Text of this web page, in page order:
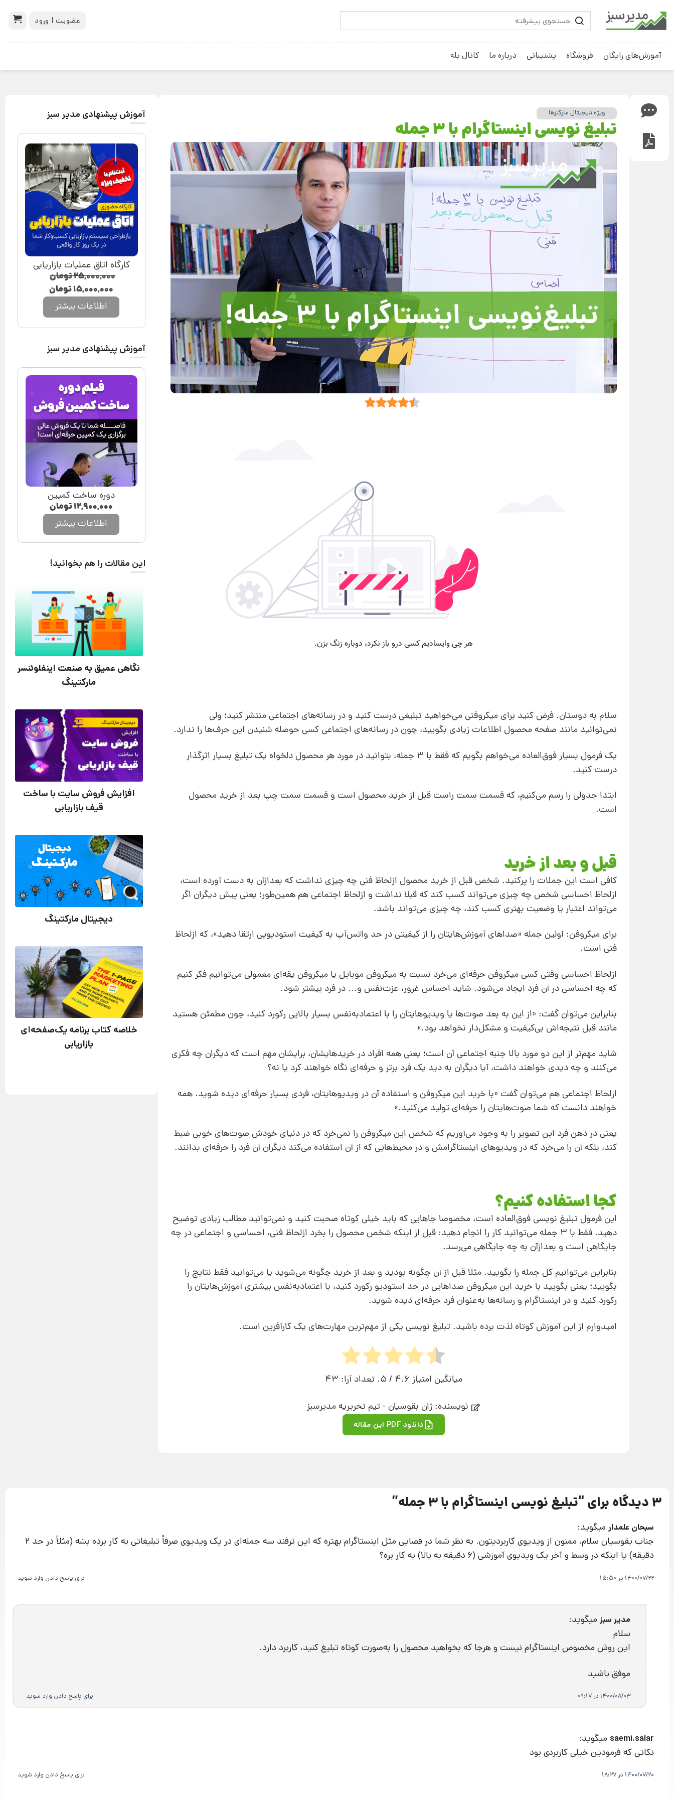
عضویت | ورود
آموزش‌های رایگان فروشگاه پشتیبانی درباره ما کانال بله
ویژه دیجیتال مارکترها
تبلیغ نویسی اینستاگرام با 3 جمله
سلام به دوستان. فرض کنید برای میکروفنی می‌خواهید تبلیغی درست کنید و در رسانه‌های اجتماعی منتشر کنید؛ ولی
نمی‌توانید مانند صفحه محصول اطلاعات زیادی بگویید، چون در رسانه‌های اجتماعی کسی حوصله شنیدن این حرف‌ها را ندارد.
یک فرمول بسیار فوق‌العاده می‌خواهم بگویم که فقط با 3 جمله، بتوانید در مورد هر محصول دلخواه یک تبلیغ بسیار اثرگذار
درست کنید.
ابتدا جدولی را رسم می‌کنیم، که قسمت سمت راست قبل از خرید محصول است و قسمت سمت چپ بعد از خرید محصول
است.
قبل و بعد از خرید
کافی است این جملات را پرکنید. شخص قبل از خرید محصول ازلحاظ فنی چه چیزی نداشت که بعدازآن به دست آورده است،
ازلحاظ احساسی شخص چه چیزی می‌تواند کسب کند که قبلا نداشت و ازلحاظ اجتماعی هم همین‌طور؛‌ یعنی پیش دیگران اگر
می‌تواند اعتبار یا وضعیت بهتری کسب کند، چه چیزی می‌تواند باشد.
برای میکروفن: اولین جمله «صداهای آموزش‌هایتان را از کیفیتی در حد واتس‌آپ به کیفیت استودیویی ارتقا دهید»، که ازلحاظ
فنی است.
ازلحاظ احساسی وقتی کسی میکروفن حرفه‌ای می‌خرد نسبت به میکروفن موبایل یا میکروفن یقه‌ای معمولی می‌توانیم فکر کنیم
که چه احساسی در آن فرد ایجاد می‌شود. شاید احساس غرور، عزت‌نفس و… در فرد بیشتر شود.
بنابراین می‌توان گفت: «از این به بعد صوت‌ها یا ویدیوهایتان را با اعتمادبه‌نفس بسیار بالایی رکورد کنید، چون مطمئن هستید
مانند قبل نتیجه‌اش بی‌کیفیت و مشکل‌دار نخواهد بود.»
شاید مهم‌تر از این دو مورد بالا جنبه اجتماعی آن است؛ یعنی همه افراد در خریدهایشان، برایشان مهم است که دیگران چه فکری
می‌کنند و چه دیدی خواهند داشت، آیا دیگران به دید یک فرد برتر و حرفه‌ای نگاه خواهند کرد یا نه؟
ازلحاظ اجتماعی هم می‌توان گفت «با خرید این میکروفن و استفاده آن در ویدیوهایتان، فردی بسیار حرفه‌ای دیده شوید. همه
خواهند دانست که شما صوت‌هایتان را حرفه‌ای تولید می‌کنید.»
یعنی در ذهن فرد این تصویر را به وجود می‌آوریم که شخص این میکروفن را نمی‌خرد که در دنیای خودش صوت‌های خوبی ضبط
کند، بلکه آن را می‌خرد که در ویدیوهای اینستاگرامش و در محیط‌هایی که از آن استفاده می‌کند دیگران آن فرد را حرفه‌ای بدانند.
کجا استفاده کنیم؟
این فرمول تبلیغ نویسی فوق‌العاده است، مخصوصا جاهایی که باید خیلی کوتاه صحبت کنید و نمی‌توانید مطالب زیادی توضیح
دهید. فقط با 3 جمله می‌توانید کار را انجام دهید: قبل از اینکه شخص محصول را بخرد ازلحاظ فنی، احساسی و اجتماعی در چه
جایگاهی است و بعدازآن به چه جایگاهی می‌رسد.
بنابراین می‌توانیم کل جمله را بگویید. مثلا قبل از آن چگونه بودید و بعد از خرید چگونه می‌شوید یا می‌توانید فقط نتایج را
بگویید؛ یعنی بگویید با خرید این میکروفن صداهایی در حد استودیو رکورد کنید، با اعتمادبه‌نفس بیشتری آموزش‌هایتان را
رکورد کنید و در اینستاگرام و رسانه‌ها به‌عنوان فرد حرفه‌ای دیده شوید.
امیدوارم از این آموزش کوتاه لذت برده باشید. تبلیغ نویسی یکی از مهم‌ترین مهارت‌های یک کارآفرین است.
میانگین امتیاز 4.6 / 5. تعداد آرا:
43
نویسنده: ژان بقوسیان - تیم تحریریه مدیرسبز
دانلود PDF این مقاله
آموزش پیشنهادی مدیر سبز
کارگاه اتاق عملیات بازاریابی
۲۵,۰۰۰,۰۰۰تومان
۱۵,۰۰۰,۰۰۰تومان
اطلاعات بیشتر
آموزش پیشنهادی مدیر سبز
دوره ساخت کمپین
۱۲,۹۰۰,۰۰۰تومان
اطلاعات بیشتر
این مقالات را هم بخوانید!
نگاهی عمیق به صنعت اینفلوئنسر
مارکتینگ
افزایش فروش سایت با ساخت
قیف بازاریابی
دیجیتال مارکتینگ
خلاصه کتاب برنامه یک‌صفحه‌ای
بازاریابی
3 دیدگاه برای “ تبلیغ نویسی اینستاگرام با 3 جمله ”
سبحان علمدار میگوید:
جناب بقوسیان سلام، ممنون از ویدیوی کاربردیتون. به نظر شما در فضایی مثل اینستاگرام بهتره که این ترفند سه جمله‌ای در یک ویدیوی صرفاً تبلیغاتی به کار برده بشه (مثلاً در حد 2
دقیقه) یا اینکه در وسط و آخر یک ویدیوی آموزشی (6 دقیقه به بالا) به کار بره؟
1400/07/22 در 15:50 برای پاسخ دادن وارد شوید
مدیر سبز میگوید:
سلام
این روش مخصوص اینستاگرام نیست و هرجا که بخواهید محصول را به‌صورت کوتاه تبلیغ کنید، کاربرد دارد.
موفق باشید
1400/08/03 در 09:17 برای پاسخ دادن وارد شوید
saemi.salar میگوید:
نکاتی که فرمودین خیلی کاربردی بود
1400/07/20 در 18:27 برای پاسخ دادن وارد شوید